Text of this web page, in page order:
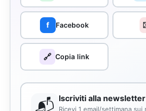
f Facebook
🔗 Copia link
📬 Iscriviti alla newsletter
Ricevi 1 email/settimana sui